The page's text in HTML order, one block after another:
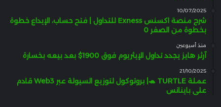
10/07/2025
شرح منصة اكسنس Exness للتداول | فتح حساب، الإيداع خطوة
بخطوة من الصفر 0
منذ أسبوعين
آرثر هايز يجدد تداول الإيثريوم فوق 1900$ بعد بيعه بخسارة
21/10/2025
عملة TURTLE 🐢| بروتوكول لتوزيع السيولة عبر Web3 قادم
على باينانس